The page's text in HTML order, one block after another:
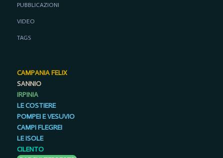
PUBBLICAZIONI
VIDEO
TAGS
CAMPANIA FELIX
SANNIO
IRPINIA
LE COSTIERE
POMPEI E VESUVIO
CAMPI FLEGREI
LE ISOLE
CILENTO